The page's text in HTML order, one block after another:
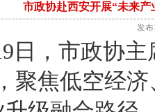
市政协赴西安开展“未来
发
日，市政协
聚焦低空经